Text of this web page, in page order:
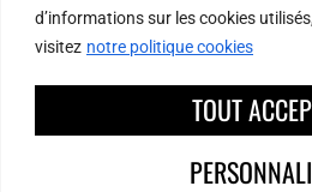
d’informations sur les cookies
visitez notre politique cookies
TOUT
Rue Pierre et
42010 Saint-